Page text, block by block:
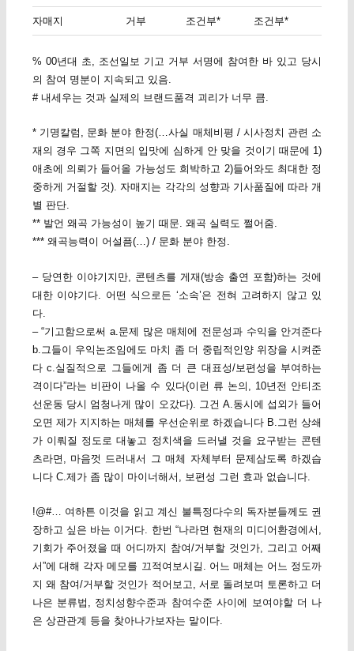
자매지 거부 조건부* 조건부*
% 00년대 초, 조선일보 기고 거부 서명에 참여한 바 있고 당시
의 참여 명분이 지속되고 있음.
# 내세우는 것과 실제의 브랜드품격 괴리가 너무 큼.
* 기명칼럼, 문화 분야 한정(…사실 매체비평 / 시사정치 관련 소
재의 경우 그쪽 지면의 입맛에 심하게 안 맞을 것이기 때문에 1)
애초에 의뢰가 들어올 가능성도 희박하고 2)들어와도 최대한 정
중하게 거절할 것). 자매지는 각각의 성향과 기사품질에 따라 개
별 판단.
** 발언 왜곡 가능성이 높기 때문. 왜곡 실력도 쩔어줌.
*** 왜곡능력이 어설픔(…) / 문화 분야 한정.
– 당연한 이야기지만, 콘텐츠를 게재(방송 출연 포함)하는 것에
대한 이야기다. 어떤 식으로든 ‘소속’은 전혀 고려하지 않고 있
다.
– “기고함으로써 a.문제 많은 매체에 전문성과 수익을 안겨준다
b.그들이 우익논조임에도 마치 좀 더 중립적인양 위장을 시켜준
다 c.실질적으로 그들에게 좀 더 큰 대표성/보편성을 부여하는
격이다”라는 비판이 나올 수 있다(이런 류 논의, 10년전 안티조
선운동 당시 엄청나게 많이 오갔다). 그건 A.동시에 섭외가 들어
오면 제가 지지하는 매체를 우선순위로 하겠습니다 B.그런 상쇄
가 이뤄질 정도로 대놓고 정치색을 드러낼 것을 요구받는 콘텐
츠라면, 마음껏 드러내서 그 매체 자체부터 문제삼도록 하겠습
니다 C.제가 좀 많이 마이너해서, 보편성 그런 효과 없습니다.
!@#… 여하튼 이것을 읽고 계신 불특정다수의 독자분들께도 권
장하고 싶은 바는 이거다. 한번 “나라면 현재의 미디어환경에서,
기회가 주어졌을 때 어디까지 참여/거부할 것인가, 그리고 어째
서”에 대해 각자 메모를 끄적여보시길. 어느 매체는 어느 정도까
지 왜 참여/거부할 것인가 적어보고, 서로 돌려보며 토론하고 더
나은 분류법, 정치성향수준과 참여수준 사이에 보여야할 더 나
은 상관관계 등을 찾아나가보자는 말이다.